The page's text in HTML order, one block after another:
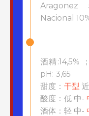
Nacional
酒精:14,5%
pH: 3,65
甜度： 干型
酸度：低 中-
酒体：轻 中-